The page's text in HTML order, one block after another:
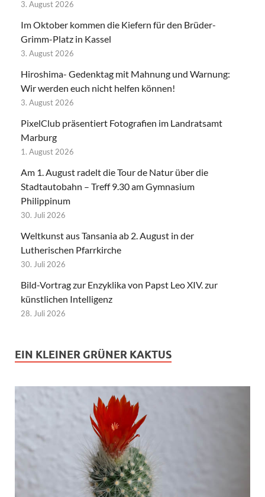
3. August 2026
Im Oktober kommen die Kiefern für den Brüder-
Grimm-Platz in Kassel
3. August 2026
Hiroshima- Gedenktag mit Mahnung und Warnung:
Wir werden euch nicht helfen können!
3. August 2026
PixelClub präsentiert Fotografien im Landratsamt
Marburg
1. August 2026
Am 1. August radelt die Tour de Natur über die
Stadtautobahn – Treff 9.30 am Gymnasium
Philippinum
30. Juli 2026
Weltkunst aus Tansania ab 2. August in der
Lutherischen Pfarrkirche
30. Juli 2026
Bild-Vortrag zur Enzyklika von Papst Leo XIV. zur
künstlichen Intelligenz
28. Juli 2026
EIN KLEINER GRÜNER KAKTUS